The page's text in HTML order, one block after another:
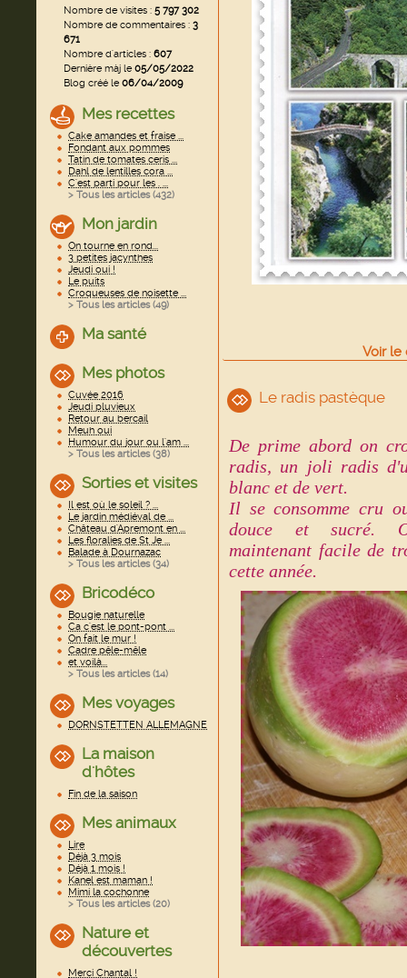
Nombre de visites : 5 797 302
Nombre de commentaires : 3
671
Nombre d'articles : 607
Dernière màj le05/05/2022
Blog créé le06/04/2009
Mes recettes
Cake amandes et fraise ...
Fondant aux pommes
Tatin de tomates ceris ...
Dahl de lentilles cora ...
C'est parti pour les . ...
> Tous les articles (432)
Mon jardin
On tourne en rond...
3 petites jacynthes
Jeudi oui !
Le puits
Croqueuses de noisette ...
> Tous les articles (49)
Ma santé
Mes photos
Cuvée 2016
Jeudi pluvieux
Retour au bercail
Meuh oui
Humour du jour ou l'am ...
> Tous les articles (38)
Sorties et visites
Il est où le soleil ? ...
Le jardin médiéval de ...
Château d'Apremont en ...
Les floralies de St Je ...
Balade à Dournazac
> Tous les articles (34)
Bricodéco
Bougie naturelle
Ca c'est le pont-pont ...
On fait le mur !
Cadre pêle-mêle
et voilà...
> Tous les articles (14)
Mes voyages
DORNSTETTEN ALLEMAGNE
La maison
d'hôtes
Fin de la saison
Mes animaux
Lire
Déjà 3 mois
Déjà 1 mois !
Kanel est maman !
Mimi la cochonne
> Tous les articles (20)
Nature et
découvertes
Merci Chantal !
Voir le
Le radis pastèque
De prime abord on
radis, un joli radis
blanc et de vert.
Il se consomme cru
douce et sucré.
maintenant facile de
cette année.